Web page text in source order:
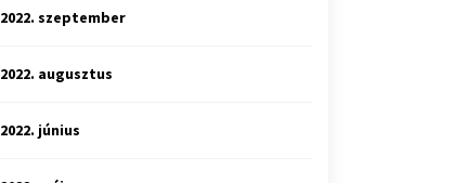
2022. szeptember
2022. augusztus
2022. június